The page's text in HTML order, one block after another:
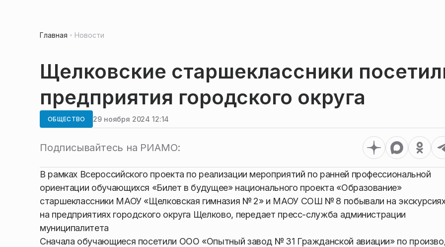
Главная Новости
Щелковские старшеклассники
предприятия городского округа
ОБЩЕСТВО 29 ноября 2024 12:14
Подписывайтесь на РИАМО:
В рамках Всероссийского проекта по реализации мероприятий по ранней профессиональной
ориентации обучающихся «Билет в будущее» национального проекта «Образование»
старшеклассники МАОУ «Щелковская гимназия № 2» и МАОУ СОШ № 8 побывали на
на предприятиях городского округа Щелково, передает пресс-служба администрации
муниципалитета
Сначала обучающиеся посетили ООО «Опытный завод № 31 Гражданской авиации» по